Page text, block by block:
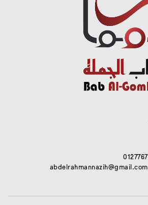
abdelrahmannazih@gmail.com